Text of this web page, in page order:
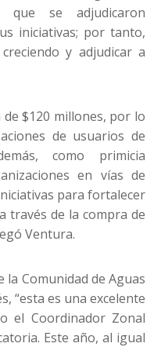
que se adjudicaron
iniciativas; por tanto,
y adjudicar a
de $120 millones, por lo
de usuarios de
como primicia
en vías de
para fortalecer
través de la compra de
Ventura.
Comunidad de Aguas
“esta es una excelente
el Coordinador Zonal
Este año, al igual